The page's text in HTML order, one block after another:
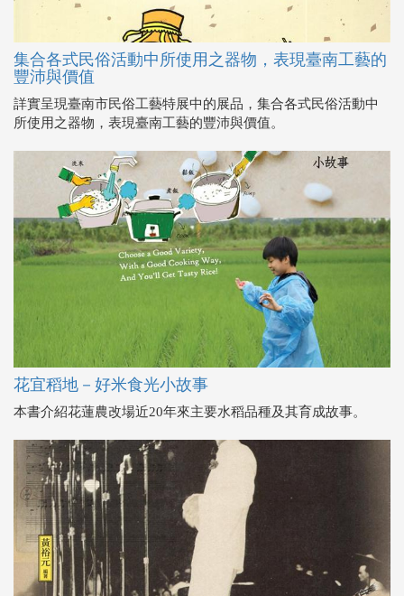
集合各式民俗活動中所使用之器物，表現臺南工藝的
豐沛與價值
詳實呈現臺南市民俗工藝特展中的展品，集合各式民俗活動中
所使用之器物，表現臺南工藝的豐沛與價值。
花宜稻地－好米食光小故事
本書介紹花蓮農改場近20年來主要水稻品種及其育成故事。